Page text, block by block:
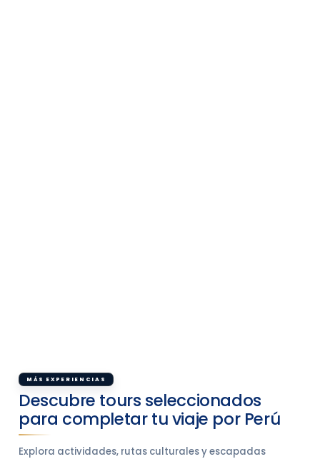
MÁS EXPERIENCIAS
Descubre tours seleccionados
para completar tu viaje por Perú
Explora actividades, rutas culturales y escapadas